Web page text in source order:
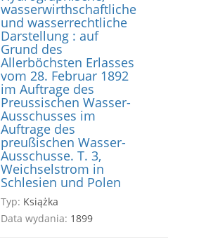
wasserwirthschaftliche
und wasserrechtliche
Darstellung : auf
Grund des
Allerböchsten Erlasses
vom 28. Februar 1892
im Auftrage des
Preussischen Wasser-
Ausschusses im
Auftrage des
preußischen Wasser-
Ausschusse. T. 3,
Weichselstrom in
Schlesien und Polen
Typ: Książka
Data wydania: 1899